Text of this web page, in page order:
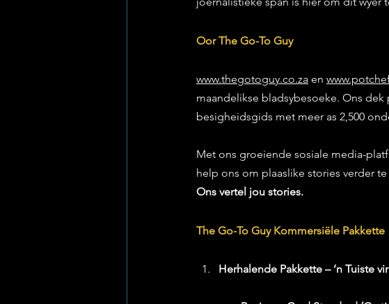
Oor The Go-To Guy
www.thegotoguy.co.za en
maandelikse bladsybesoeke. Ons
besigheidsgids met meer as 2,500
Met ons groeiende sosiale media-
help ons om plaaslike stories verder
Ons vertel jou stories.
The Go-To Guy Kommersiële Pakkette
Herhalende Pakkette – ’n Tuiste